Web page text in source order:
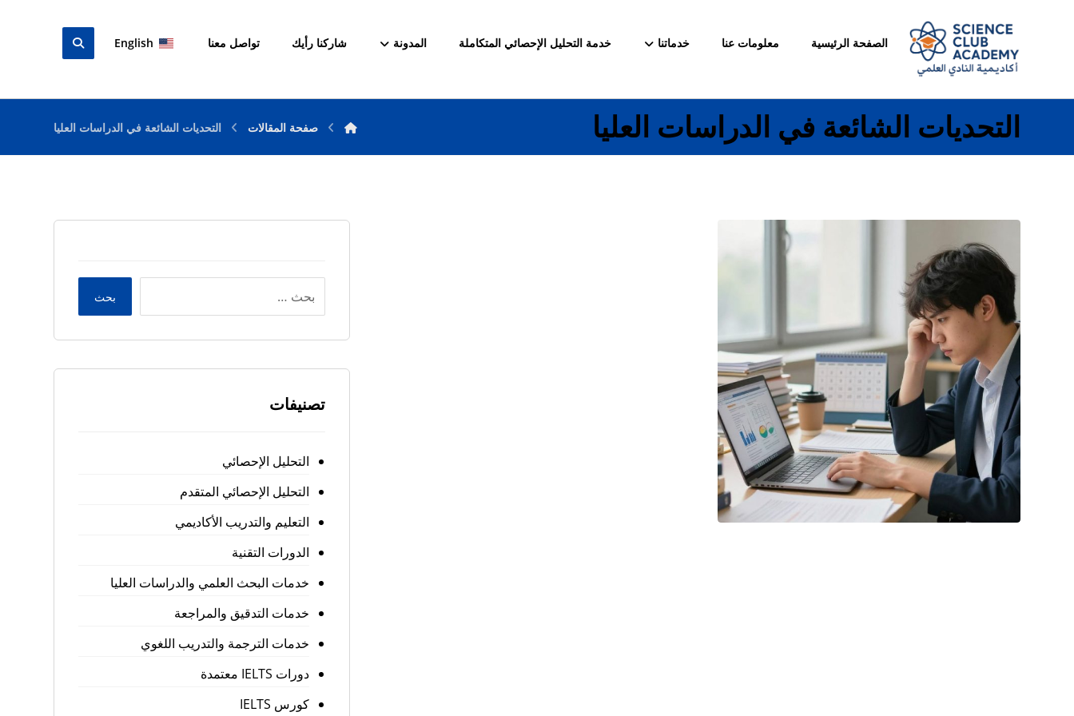
الصفحة الرئيسية معلومات عنا خدماتنا خدمة التحليل الإحصائي المتكاملة المدونة شاركنا رأيك تواصل معنا English
التحديات الشائعة في الدراسات العليا صفحة المقالات التحديات الشائعة في الدراسات العليا
بحث
تصنيفات
التحليل الإحصائي
التحليل الإحصائي المتقدم
التعليم والتدريب الأكاديمي
الدورات التقنية
خدمات البحث العلمي والدراسات العليا
خدمات التدقيق والمراجعة
خدمات الترجمة والتدريب اللغوي
دورات IELTS معتمدة
كورس IELTS